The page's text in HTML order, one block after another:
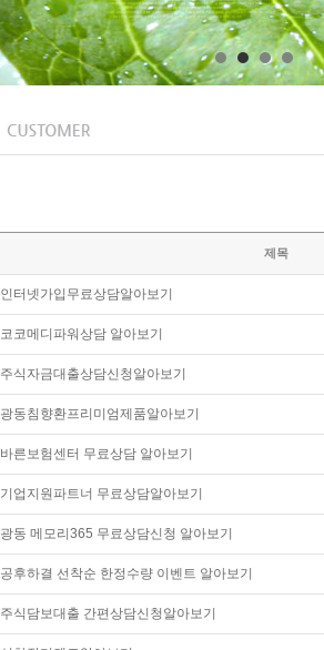
제목
인터넷가입무료상담알아보기
코코메디파워상담 알아보기
주식자금대출상담신청알아보기
광동침향환프리미엄제품알아보기
바른보험센터 무료상담 알아보기
기업지원파트너 무료상담알아보기
광동 메모리365 무료상담신청 알아보기
공후하결 선착순 한정수량 이벤트 알아보기
주식담보대출 간편상담신청알아보기